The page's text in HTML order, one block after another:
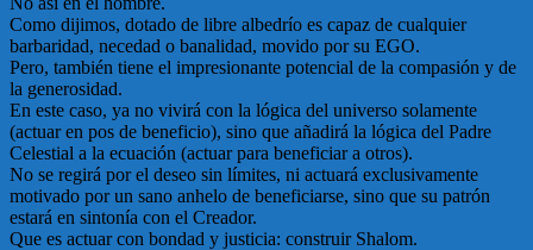
Como dijimos, dotado de libre albedrío es capaz de cualquier
barbaridad, necedad o banalidad, movido por su EGO.
Pero, también tiene el impresionante potencial de la compasión y de
la generosidad.
En este caso, ya no vivirá con la lógica del universo solamente
(actuar en pos de beneficio), sino que añadirá la lógica del Padre
Celestial a la ecuación (actuar para beneficiar a otros).
No se regirá por el deseo sin límites, ni actuará exclusivamente
motivado por un sano anhelo de beneficiarse, sino que su patrón
estará en sintonía con el Creador.
Que es actuar con bondad y justicia: construir Shalom.